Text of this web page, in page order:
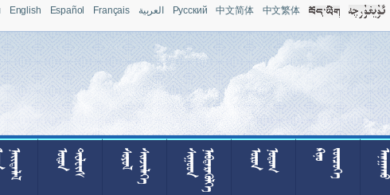
English Español Français العربية Pусский 中文简体 中文繁体
 







  











  














  






  







  










